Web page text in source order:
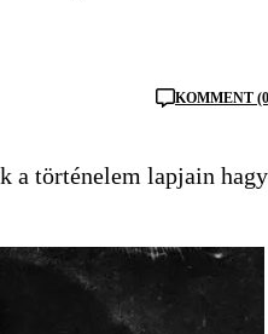
KOMMENT
a történelem lapjain